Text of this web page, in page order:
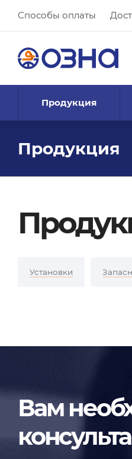
Способы оплаты
Продукция
Продукция
Установки
Вам